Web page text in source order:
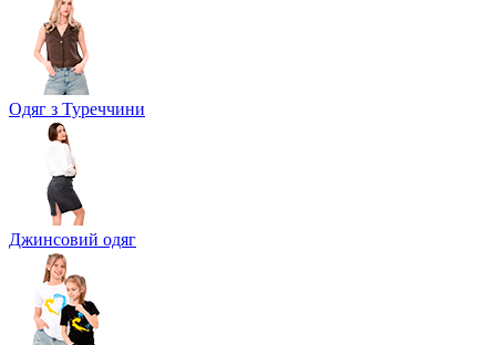
Одяг з Туреччини
Джинсовий одяг